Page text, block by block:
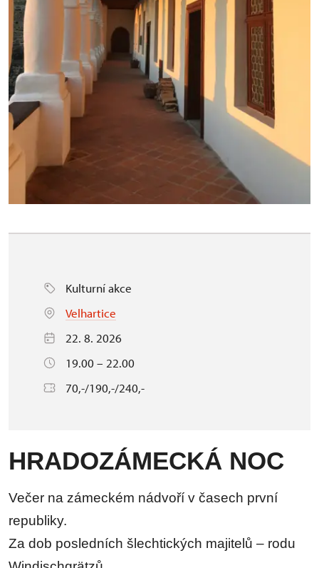
Kulturní akce
Velhartice
22. 8. 2026
19.00 – 22.00
70,-/190,-/240,-
HRADOZÁMECKÁ NOC
Večer na zámeckém nádvoří v časech první
republiky.
Za dob posledních šlechtických majitelů – rodu